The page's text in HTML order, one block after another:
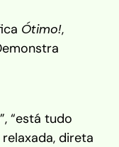
Ótimo!,
“está tudo
direta